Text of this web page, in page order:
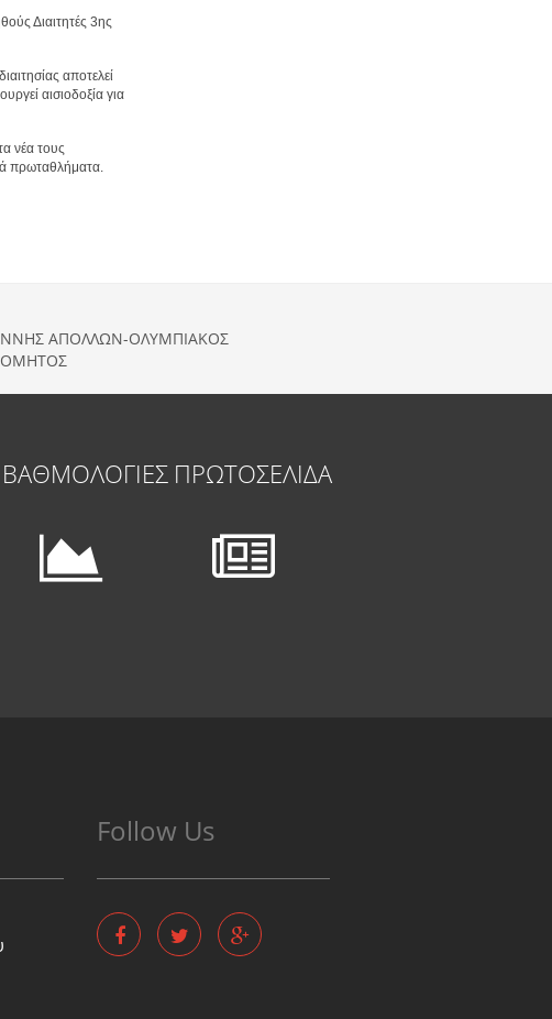
Διαιτητές 3ης
αποτελεί
αισιοδοξία για
νέα τους
πρωταθλήματα.
ΑΠΟΛΛΩΝ-ΟΛΥΜΠΙΑΚΟΣ
ΒΑΘΜΟΛΟΓΙΕΣ ΠΡΩΤΟΣΕΛΙΔΑ
Follow Us